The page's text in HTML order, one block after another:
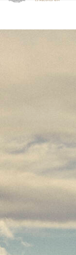
Klicken Sie hier, um